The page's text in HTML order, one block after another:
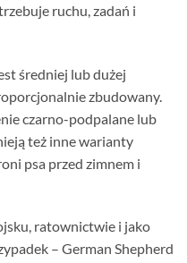
ruchu, zadań i
średniej lub dużej
zbudowany.
czarno-podpalane lub
też inne warianty
psa przed zimnem i
ratownictwie i jako
– German Shepherd